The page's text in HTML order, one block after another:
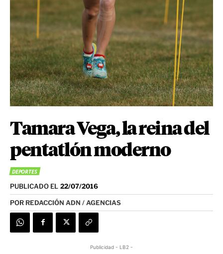
Tamara Vega, la reina del
pentatlón moderno
DEPORTES
PUBLICADO EL 22/07/2016
POR REDACCIÓN ADN / AGENCIAS
Publicidad - LB2 -